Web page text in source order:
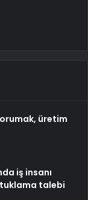
üretim
iş insanı
talebi